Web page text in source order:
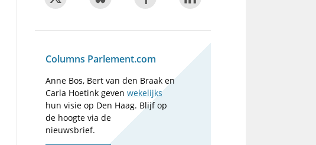
Columns Parlement.com
Anne Bos, Bert van den Braak en
Carla Hoetink gevenwekelijks
hun visie op Den Haag. Blijf op
de hoogte via de
nieuwsbrief.